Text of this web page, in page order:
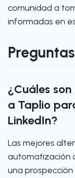
comunidad a
informadas en
¿Cuáles
a Taplio
LinkedIn?
Las mejores
automatización
una